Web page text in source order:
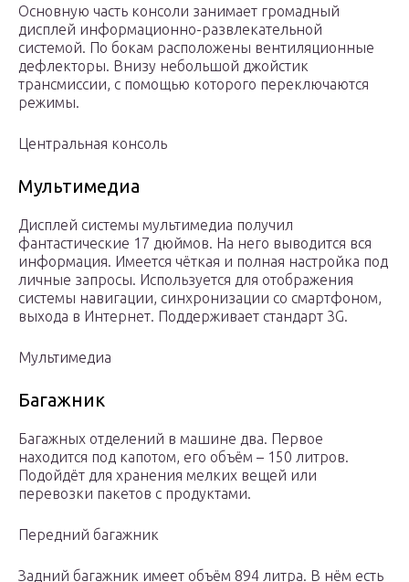
Основную часть консоли занимает громадный
дисплей информационно-развлекательной
системой. По бокам расположены вентиляционные
дефлекторы. Внизу небольшой джойстик
трансмиссии, с помощью которого переключаются
режимы.
Центральная консоль
Мультимедиа
Дисплей системы мультимедиа получил
фантастические 17 дюймов. На него выводится вся
информация. Имеется чёткая и полная настройка под
личные запросы. Используется для отображения
системы навигации, синхронизации со смартфоном,
выхода в Интернет. Поддерживает стандарт 3G.
Мультимедиа
Багажник
Багажных отделений в машине два. Первое
находится под капотом, его объём – 150 литров.
Подойдёт для хранения мелких вещей или
перевозки пакетов с продуктами.
Передний багажник
Задний багажник имеет объём 894 литра. В нём есть